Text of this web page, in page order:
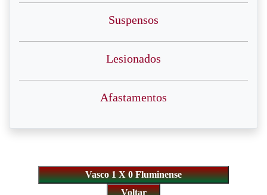
Suspensos
Lesionados
Afastamentos